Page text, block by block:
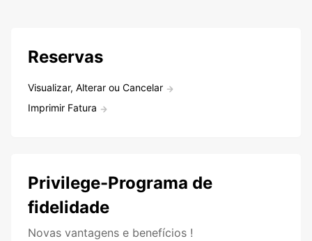
Reservas
Visualizar, Alterar ou Cancelar
Imprimir Fatura
Privilege-Programa de
fidelidade
Novas vantagens e benefícios !